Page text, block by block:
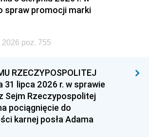
2007 2006
1995 1994
1992 1991
1989
1986 1985
spraw promocji marki
poz. 755
RZECZYPOSPOLITEJ
31 lipca 2026 r. w sprawie
Sejm Rzeczypospolitej
pociągnięcie do
karnej posła Adama